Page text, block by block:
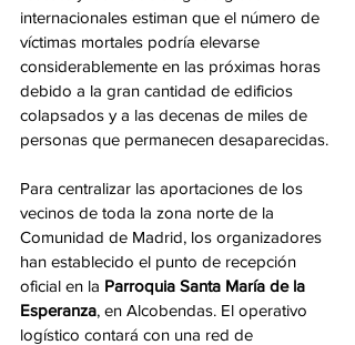
internacionales estiman que el número de
víctimas mortales podría elevarse
considerablemente en las próximas horas
debido a la gran cantidad de edificios
colapsados y a las decenas de miles de
personas que permanecen desaparecidas.
Para centralizar las aportaciones de los
vecinos de toda la zona norte de la
Comunidad de Madrid, los organizadores
han establecido el punto de recepción
oficial en la Parroquia Santa María de la
Esperanza, en Alcobendas. El operativo
logístico contará con una red de